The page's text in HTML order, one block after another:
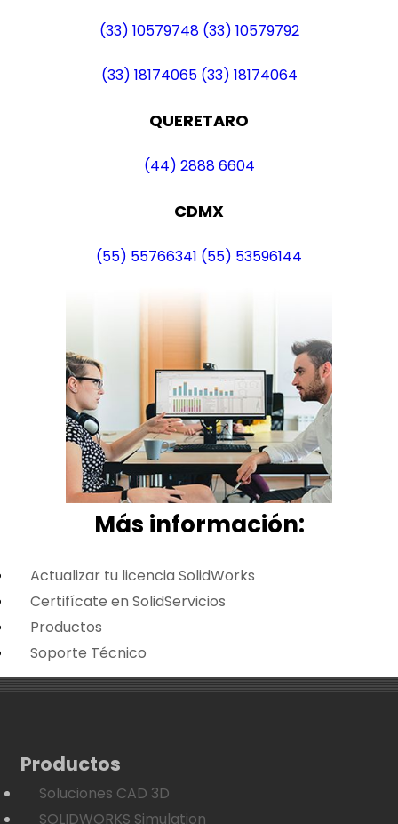
(33) 10579748 (33) 10579792
(33) 18174065 (33) 18174064
QUERETARO
(44) 2888 6604
CDMX
(55) 55766341 (55) 53596144
Más información:
Actualizar tu licencia SolidWorks
Certifícate en SolidServicios
Productos
Soporte Técnico
Productos
Soluciones CAD 3D
SOLIDWORKS Simulation